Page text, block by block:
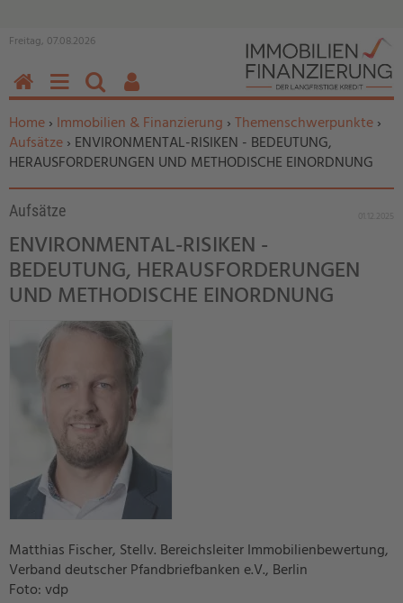
Freitag, 07.08.2026
Sie befinden sich hier:
Home› Immobilien & Finanzierung ›Themenschwerpunkte›
Aufsätze› ENVIRONMENTAL-RISIKEN - BEDEUTUNG,
HERAUSFORDERUNGEN UND METHODISCHE EINORDNUNG
Aufsätze
ENVIRONMENTAL-RISIKEN -
BEDEUTUNG, HERAUSFORDERUNGEN
UND METHODISCHE EINORDNUNG
Matthias Fischer, Stellv. Bereichsleiter Immobilienbewertung,
Verband deutscher Pfandbriefbanken e.V., Berlin
Foto: vdp
HOMEMENÜSUCHEN
BENUTZERFUNKTIONEN